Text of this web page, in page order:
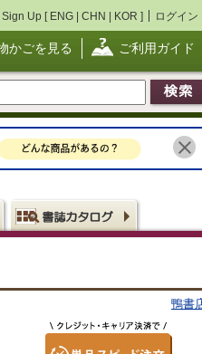
Sign Up [ ENG | CHN | KOR ] ログイン
かごを見る ご利用ガイド
鴨書